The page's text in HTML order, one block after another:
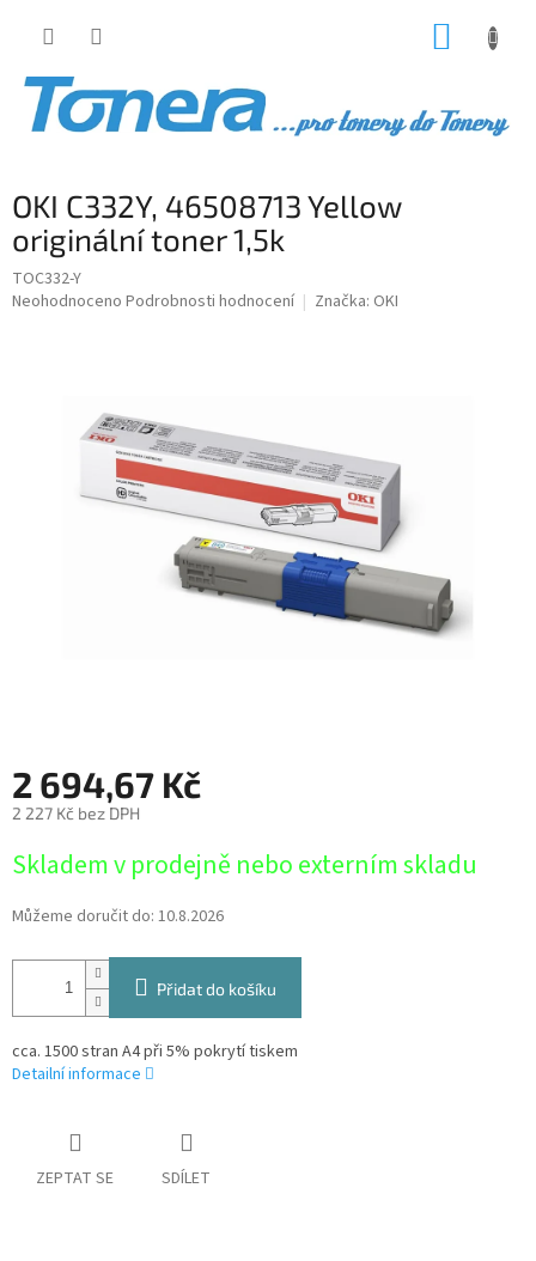
OKI C332Y, 46508713 Yellow
originální toner 1,5k
TOC332-Y
Průměrné
Neohodnoceno Podrobnosti hodnocení Značka: OKI
2 694,67 Kč
2 227 Kč bez DPH
cena:
Skladem v prodejně nebo externím skladu
Můžeme doručit do: 10.8.2026
Přidat do košíku
cca. 1500 stran A4 při 5% pokrytí tiskem
Detailní informace
ZEPTAT SE SDÍLET